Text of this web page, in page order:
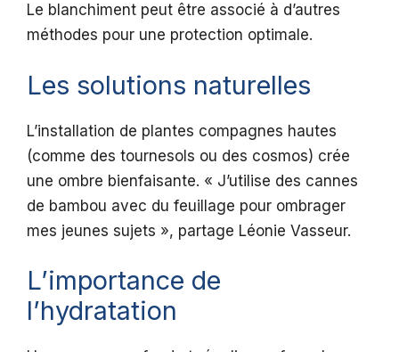
Le blanchiment peut être associé à d’autres
méthodes pour une protection optimale.
Les solutions naturelles
L’installation de plantes compagnes hautes
(comme des tournesols ou des cosmos) crée
une ombre bienfaisante. « J’utilise des cannes
de bambou avec du feuillage pour ombrager
mes jeunes sujets », partage Léonie Vasseur.
L’importance de
l’hydratation